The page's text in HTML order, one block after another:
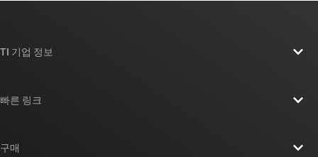
TI 기업 정보
빠른 링크
구매